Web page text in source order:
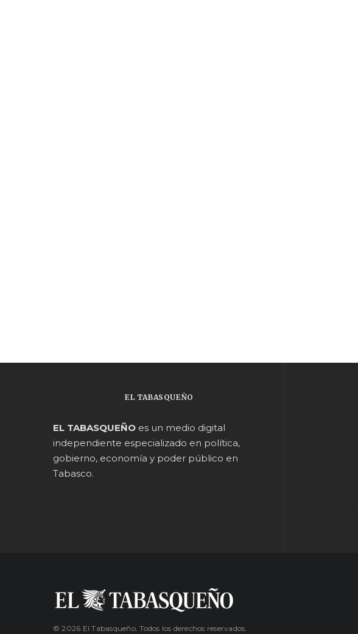
EL TABASQUEÑO
EL TABASQUEÑO es un medio digital
independiente especializado en política,
gobierno, economía y poder público en
Tabasco.
© 2026 El Tabasqueño. Todos los derechos reservados.